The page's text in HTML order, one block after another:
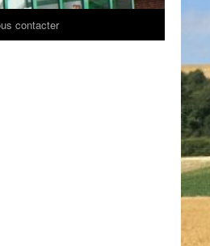
contacter